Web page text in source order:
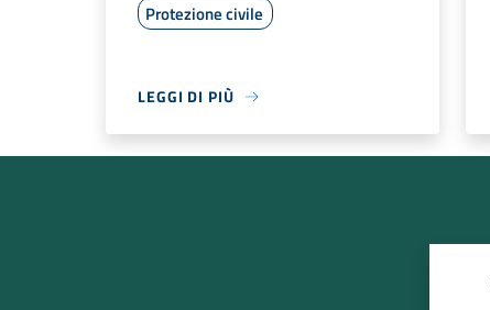
Protezione civile
LEGGI DI PIÙ